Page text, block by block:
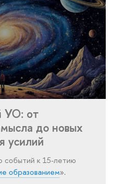
УО: от
до новых
усилий
событий к 15-летию
образованием».